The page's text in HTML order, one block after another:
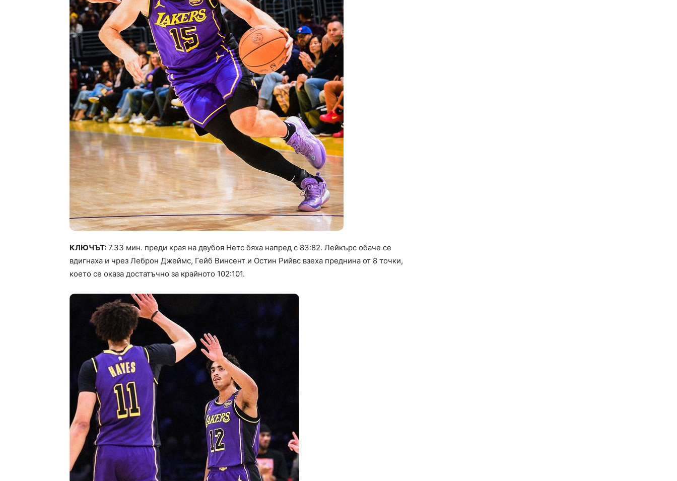
КЛЮЧЪТ: 7.33 мин. преди края на двубоя Нетс бяха напред с 83:82. Лейкърс обаче се
вдигнаха и чрез Леброн Джеймс, Гейб Винсент и Остин Рийвс взеха преднина от 8 точки,
което се оказа достатъчно за крайното 102:101.